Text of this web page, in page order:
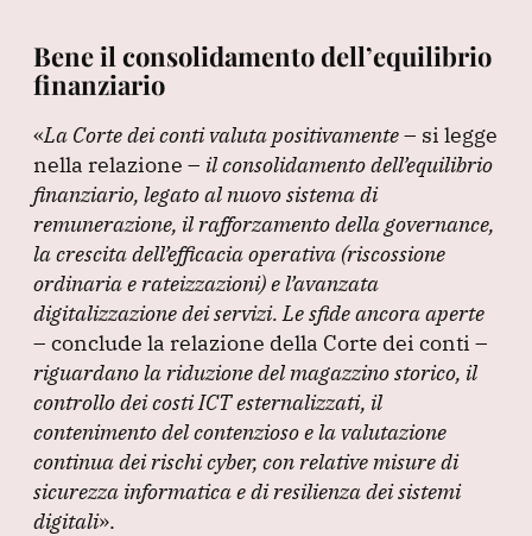
Bene il consolidamento dell’equilibrio
finanziario
«La Corte dei conti valuta positivamente– si legge
nella relazione – il consolidamento dell’equilibrio
finanziario, legato al nuovo sistema di
remunerazione, il rafforzamento della governance,
la crescita dell’efficacia operativa (riscossione
ordinaria e rateizzazioni) e l’avanzata
digitalizzazione dei servizi. Le sfide ancora aperte
– conclude la relazione della Corte dei conti –
riguardano la riduzione del magazzino storico, il
controllo dei costi ICT esternalizzati, il
contenimento del contenzioso e la valutazione
continua dei rischi cyber, con relative misure di
sicurezza informatica e di resilienza dei sistemi
digitali».